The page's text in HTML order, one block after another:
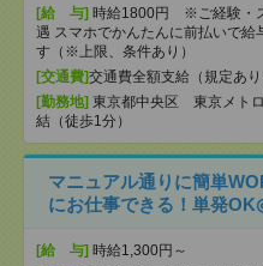
[給 与] 時給1800円 ※ご経験・
遇 スマホでかんたんに前払いで給
す（※上限、条件あり）
[交通費]交通費全額支給（規定あり
[勤務地] 東京都中央区 東京メト
結（徒歩1分）
マニュアル通りに簡単
にお仕事できる！単発
[給 与] 時給1,300円～